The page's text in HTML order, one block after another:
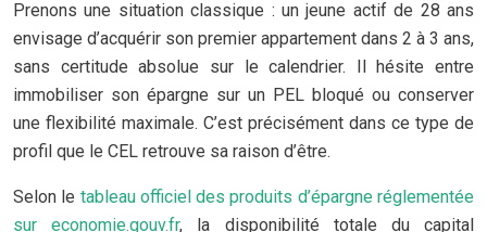
Prenons une situation classique : un jeune actif de 28 ans
envisage d’acquérir son premier appartement dans 2 à 3 ans,
sans certitude absolue sur le calendrier. Il hésite entre
immobiliser son épargne sur un PEL bloqué ou conserver
une flexibilité maximale. C’est précisément dans ce type de
profil que le CEL retrouve sa raison d’être.
Selon le tableau officiel des produits d’épargne réglementée
sur economie.gouv.fr, la disponibilité totale du capital